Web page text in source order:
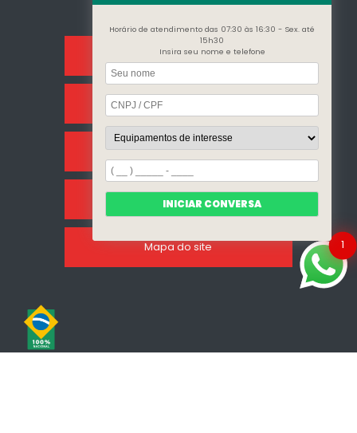
Home
Sobre Nós
Categorias
Clientes
Mapa do site 1
Horário de atendimento das 07:30 às 16:30 - Sex. até
15h30
Insira seu nome e telefone
INICIAR CONVERSA